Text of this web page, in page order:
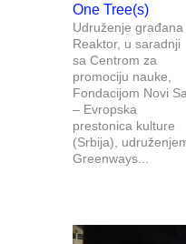
One Tree(s)
Udruženje građana
Reaktor, u saradnji
sa Centrom za
promociju nauke,
Fondacijom Novi
– Evropska
prestonica kulture
(Srbija),
Greenways...